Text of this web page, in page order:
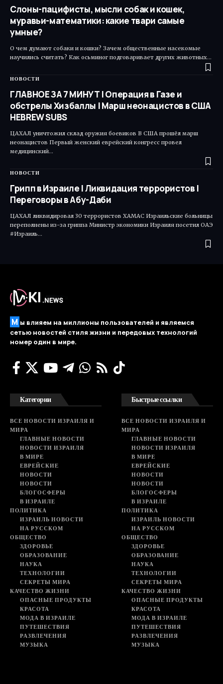
Слоны-пацифисты, мысли собак и кошек,
муравьи-математики: какие твари самые
умные?
О чем думают собаки и кошки? Зачем общественные насекомые
научились считать? Как осьминог подговаривает других животных…
НОВОСТИ
ГЛАВНОЕ ЗА 7 МИНУТ | Операция в Газе и
обстрелы Хизбаллы | Марш неонацистов в США
HEBREW SUBS
ЦАХАЛ уничтожил склад оружия боевиков В США прошёл марш
неонацистов Первый женский еврейский конгресс провел
медицинский…
НОВОСТИ
Грипп в Израиле | Ликвидация террористов |
Переговоры в Абу-Даби
ЦАХАЛ ликвидировал 30 террористов ХАМАС Израильские больницы
переполнены из-за гриппа Министр экономики Израиля посетил ОАЭ
#Израиль…
М ы влияем на миллионы пользователей и являемся
сетью новостей стиля жизни и передовых технологий
номер один в мире.
Категории
ВСЕ НОВОСТИ ИЗРАИЛЯ И
МИРА
ГЛАВНЫЕ НОВОСТИ
НОВОСТИ ИЗРАИЛЯ
В МИРЕ
ЕВРЕЙСКИЕ
НОВОСТИ
НОВОСТИ
БЛОГОСФЕРЫ
В ИЗРАИЛЕ
ПОЛИТИКА
ИЗРАИЛЬ НОВОСТИ
НА РУССКОМ
ОБЩЕСТВО
ЗДОРОВЬЕ
ОБРАЗОВАНИЕ
НАУКА
ТЕХНОЛОГИИ
СЕКРЕТЫ МИРА
КАЧЕСТВО ЖИЗНИ
ОПАСНЫЕ ПРОДУКТЫ
КРАСОТА
МОДА В ИЗРАИЛЕ
ПУТЕШЕСТВИЯ
РАЗВЛЕЧЕНИЯ
МУЗЫКА
Быстрые ссылки
ВСЕ НОВОСТИ ИЗРАИЛЯ И
МИРА
ГЛАВНЫЕ НОВОСТИ
НОВОСТИ ИЗРАИЛЯ
В МИРЕ
ЕВРЕЙСКИЕ
НОВОСТИ
НОВОСТИ
БЛОГОСФЕРЫ
В ИЗРАИЛЕ
ПОЛИТИКА
ИЗРАИЛЬ НОВОСТИ
НА РУССКОМ
ОБЩЕСТВО
ЗДОРОВЬЕ
ОБРАЗОВАНИЕ
НАУКА
ТЕХНОЛОГИИ
СЕКРЕТЫ МИРА
КАЧЕСТВО ЖИЗНИ
ОПАСНЫЕ ПРОДУКТЫ
КРАСОТА
МОДА В ИЗРАИЛЕ
ПУТЕШЕСТВИЯ
РАЗВЛЕЧЕНИЯ
МУЗЫКА